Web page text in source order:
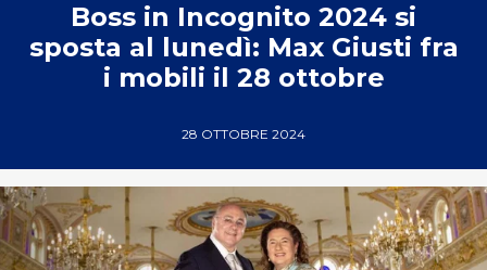
Boss in Incognito 2024 si
sposta al lunedì: Max Giusti fra
i mobili il 28 ottobre
28 OTTOBRE 2024